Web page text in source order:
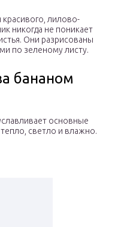
красивого, лилово-
никогда не поникает
Они разрисованы
по зеленому листу.
бананом
основные
светло и влажно.